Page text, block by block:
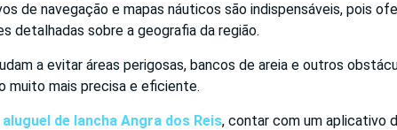
de navegação e mapas náuticos são indispensáveis, pois
detalhadas sobre a geografia da região.
a evitar áreas perigosas, bancos de areia e outros
muito mais precisa e eficiente.
aluguel de lancha Angra dos Reis, contar com um aplicativo